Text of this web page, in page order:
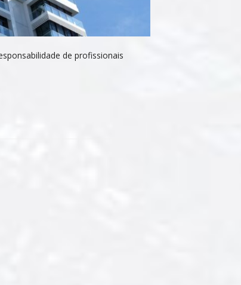
de profissionais